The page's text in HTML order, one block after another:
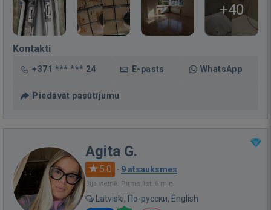
+40
Kontakti
+371 *** *** 24 E-pasts WhatsApp
Piedāvāt pasūtījumu
Agita G.
5.0 · 9 atsauksmes
Bija vietnē: Pirms 1st. 6 min.
Latviski, По-русски, English